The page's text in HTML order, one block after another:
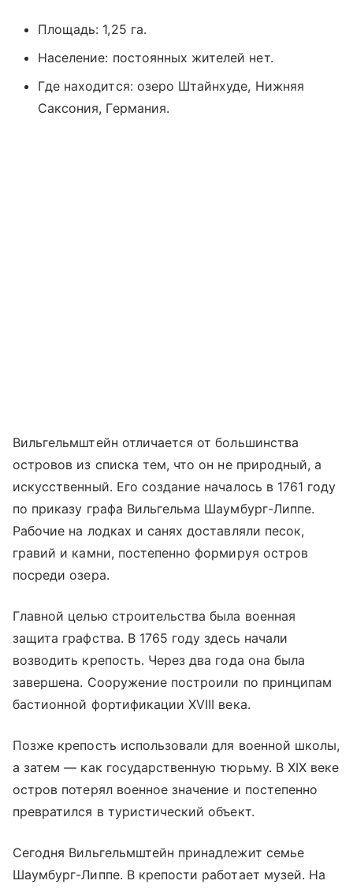
Площадь: 1,25 га.
Население: постоянных жителей нет.
Где находится: озеро Штайнхуде, Нижняя
Саксония, Германия.
Вильгельмштейн отличается от большинства
островов из списка тем, что он не природный, а
искусственный. Его создание началось в 1761 году
по приказу графа Вильгельма Шаумбург-Липпе.
Рабочие на лодках и санях доставляли песок,
гравий и камни, постепенно формируя остров
посреди озера.
Главной целью строительства была военная
защита графства. В 1765 году здесь начали
возводить крепость. Через два года она была
завершена. Сооружение построили по принципам
бастионной фортификации XVIII века.
Позже крепость использовали для военной школы,
а затем — как государственную тюрьму. В XIX веке
остров потерял военное значение и постепенно
превратился в туристический объект.
Сегодня Вильгельмштейн принадлежит семье
Шаумбург-Липпе. В крепости работает музей. На